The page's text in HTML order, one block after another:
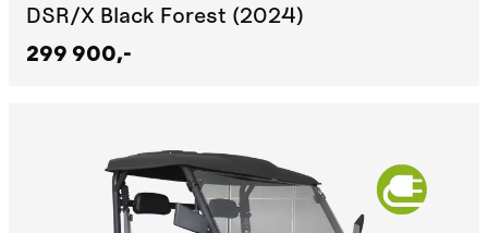
DSR/X Black Forest (2024)
299 900,-